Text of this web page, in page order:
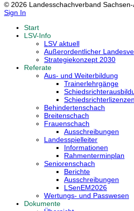
© 2026 Landesschachverband Sachsen-
Sign In
Start
LSV-Info
LSV aktuell
Außerordentlicher
Strategiekonzept 2030
Referate
Aus- und Weiterbildung
Trainerlehrgänge
Schiedsrichterlizenzen
Behindertenschach
Breitenschach
Frauenschach
Ausschreibungen
Landesspielleiter
Informationen
Rahmenterminplan
Seniorenschach
Berichte
Ausschreibungen
LSenEM2026
Wertungs- und Passwesen
Dokumente